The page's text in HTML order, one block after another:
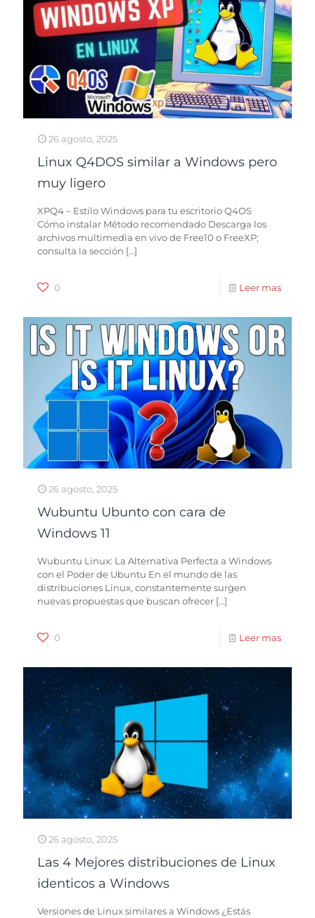
26 agosto, 2025
Linux Q4DOS similar a Windows pero
muy ligero
XPQ4 – Estilo Windows para tu escritorio Q4OS
Cómo instalar Método recomendado Descarga los
archivos multimedia en vivo de Free10 o FreeXP;
consulta la sección […]
0 Leer mas
26 agosto, 2025
Wubuntu Ubunto con cara de
Windows 11
Wubuntu Linux: La Alternativa Perfecta a Windows
con el Poder de Ubuntu En el mundo de las
distribuciones Linux, constantemente surgen
nuevas propuestas que buscan ofrecer […]
0 Leer mas
26 agosto, 2025
Las 4 Mejores distribuciones de Linux
identicos a Windows
Versiones de Linux similares a Windows ¿Estás